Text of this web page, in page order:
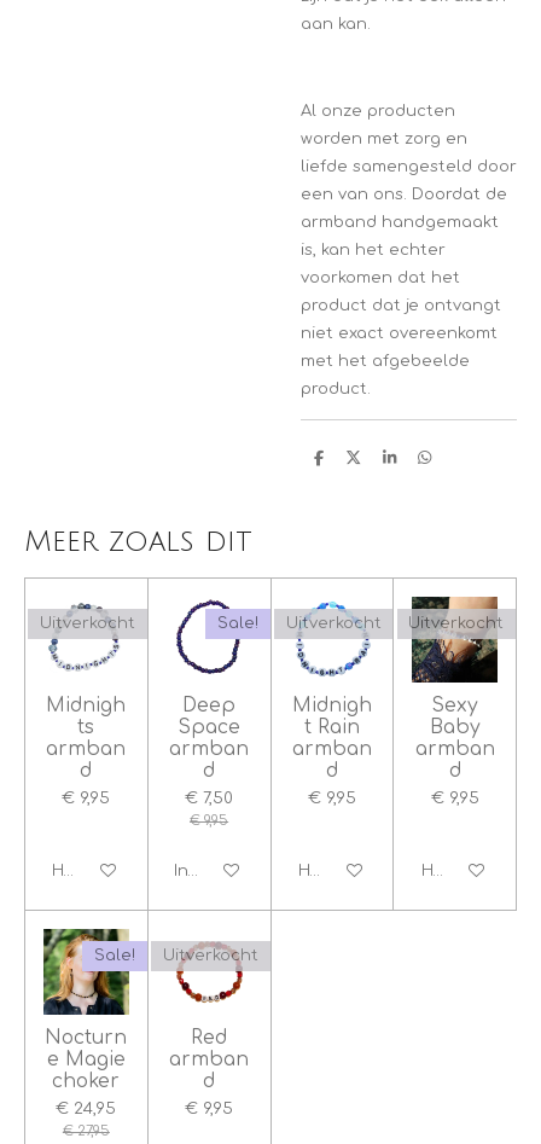
aan kan.
Al onze producten
worden met zorg en
liefde samengesteld door
een van ons. Doordat de
armband handgemaakt
is, kan het echter
voorkomen dat het
product dat je ontvangt
niet exact overeenkomt
met het afgebeelde
product.
D
D
S
D
Meer zoals dit
Uitverkocht
Midnigh
ts
armban
d
€ 9,95
Houd mij op de hoogte
Sale!
Deep
Space
armban
d
€ 7,50
€ 9,95
In winkelwagen
Uitverkocht
Midnigh
t Rain
armban
d
€ 9,95
Houd mij op de hoogte
Uitverkocht
Sexy
Baby
armban
d
€ 9,95
Houd mij op
Sale!
Nocturn
e Magie
choker
€ 24,95
€ 27,95
Uitverkocht
Red
armban
d
€ 9,95